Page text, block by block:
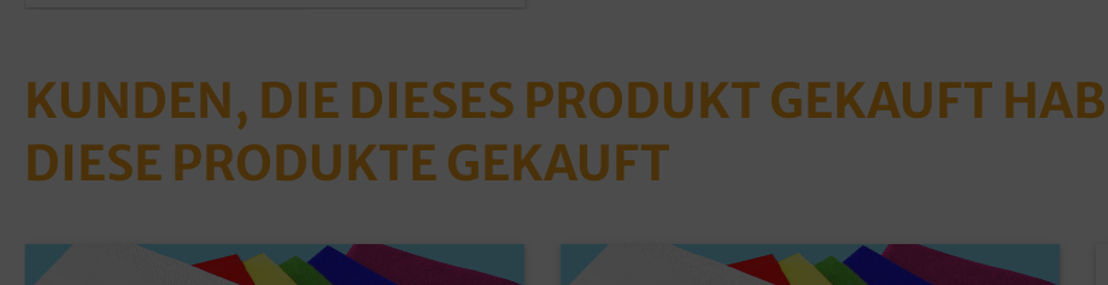
KUNDEN, DIE DIESES PRODUKT GEKAUFT
DIESE PRODUKTE GEKAUFT